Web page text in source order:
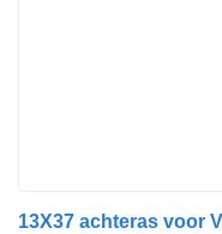
13X37 achteras voor